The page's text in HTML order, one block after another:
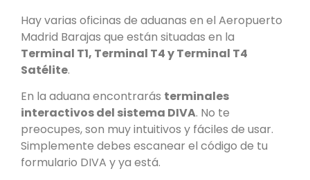
Hay varias oficinas de aduanas en el Aeropuerto
Madrid Barajas que están situadas en la
Terminal T1, Terminal T4 y Terminal T4
Satélite.
En la aduana encontrarás terminales
interactivos del sistema DIVA. No te
preocupes, son muy intuitivos y fáciles de usar.
Simplemente debes escanear el código de tu
formulario DIVA y ya está.